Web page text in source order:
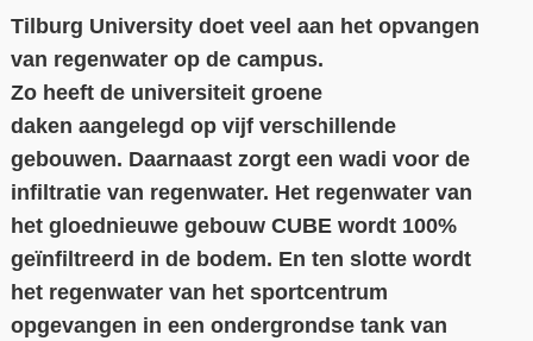
Tilburg University doet veel aan het opvangen
van regenwater op de campus.
Zo heeftde universiteit groene
daken aangelegd op vijf verschillende
gebouwen. Daarnaast zorgt een wadi voor de
infiltratie van regenwater. Het regenwater van
het gloednieuwe gebouw CUBE wordt 100%
geïnfiltreerd in de bodem. En ten slotte wordt
het regenwater van het sportcentrum
opgevangen in een ondergrondse tank van
Contact
Over ons
LIFE-IP Klimaatadaptatie
Weerbaar Dommelland